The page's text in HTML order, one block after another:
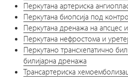
Перкутана артериска
Перкутана биопсија под
Перкутана дренажа на апсцес
Перкутана нефростома и
Перкутано трансхепатично
билијарна дренажа
Трансартериска